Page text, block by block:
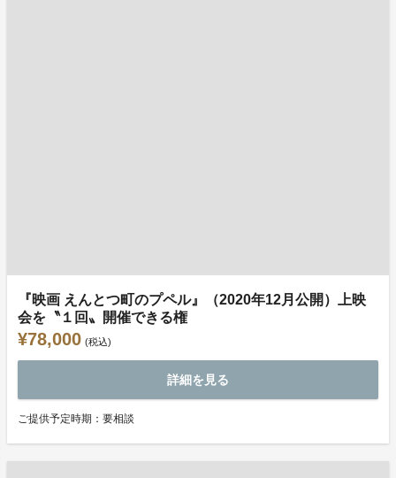
『映画 えんとつ町のプペル』（2020年12月公開）上映
会を〝１回〟開催できる権
¥78,000 (税込)
詳細を見る
ご提供予定時期：要相談